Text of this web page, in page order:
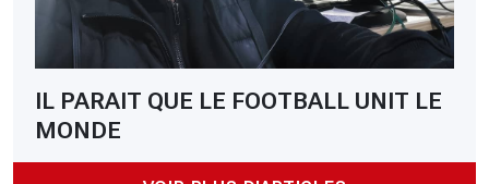
IL PARAIT QUE LE FOOTBALL UNIT LE
MONDE